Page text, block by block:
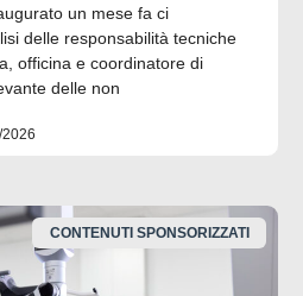
un mese fa ci
delle responsabilità tecniche
officina e coordinatore di
delle non
CONTENUTI SPONSORIZZATI